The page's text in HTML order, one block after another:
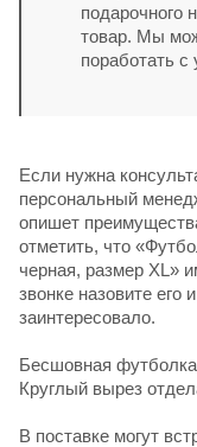
подарочного
товар. Мы
поработать
Если нужна
персональный
опишет
отметить, что
черная, размер XL»
звонке назовите его
заинтересовало.
Бесшовная футболка
Круглый вырез
В поставке могут